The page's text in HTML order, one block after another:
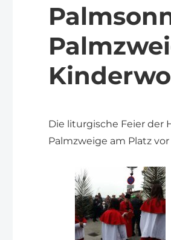
Die liturgische Feier der
Palmzweige am Platz